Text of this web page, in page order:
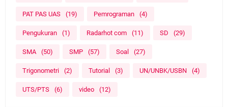
PAT PAS UAS (19) Pemrograman (4)
Pengukuran (1) Radarhot com (11) SD (29)
SMA (50) SMP (57) Soal (27)
Trigonometri (2) Tutorial (3) UN/UNBK/USBN (4)
UTS/PTS (6) video (12)